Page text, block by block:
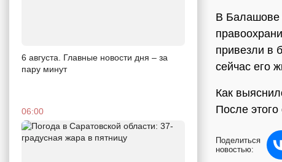
6 августа. Главные новости дня – за
пару минут
06:00
В Балашове
привезли в
сейчас его
Как
После
Поделиться
новостью: